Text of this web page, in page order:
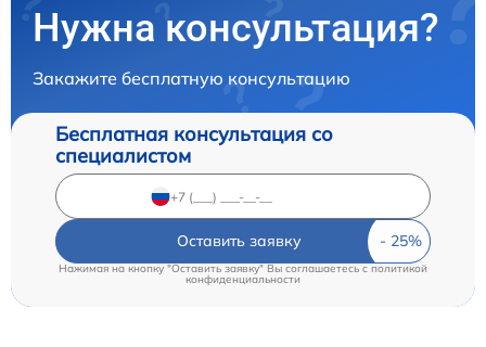
Нужна консультация?
Закажите бесплатную консультацию
Бесплатная консультация со
специалистом
Оставить заявку
Нажимая на кнопку "Оставить заявку" Вы соглашаетесь c политикой
конфиденциальности